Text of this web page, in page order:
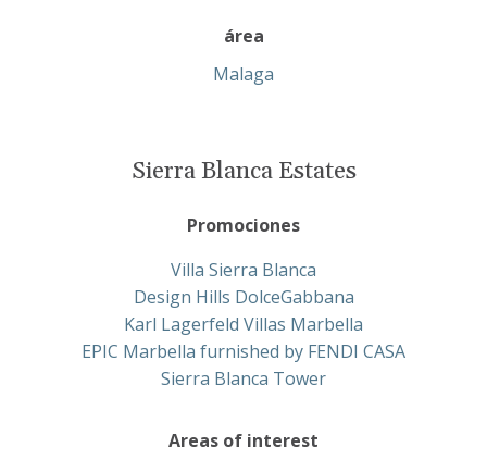
área
Malaga
Sierra Blanca Estates
Promociones
Villa Sierra Blanca
Design Hills DolceGabbana
Karl Lagerfeld Villas Marbella
EPIC Marbella furnished by FENDI CASA
Sierra Blanca Tower
Areas of interest